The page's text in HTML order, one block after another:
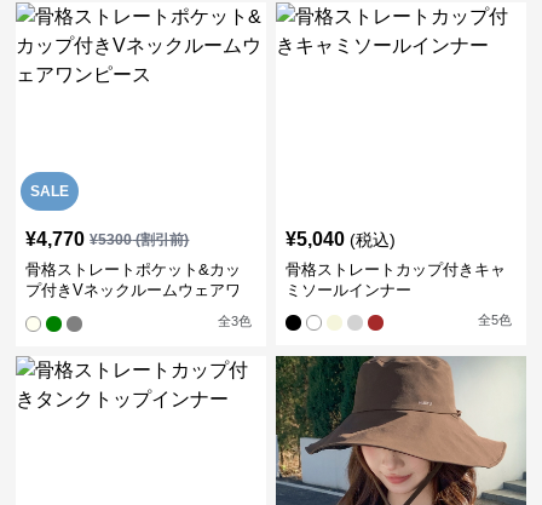
SALE
¥4,770 ¥5300(割引前)
骨格ストレートポケット&カッ
プ付きVネックルームウェアワ
全3色
¥5,040 (税込)
骨格ストレートカップ付きキャ
ミソールインナー
全5色